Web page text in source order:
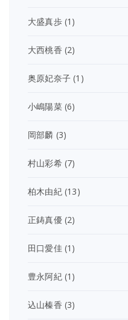
大盛真歩(1)
大西桃香 (2)
奥原妃奈子 (1)
小嶋陽菜(6)
岡部麟 (3)
村山彩希(7)
柏木由紀(13)
正鋳真優(2)
田口愛佳(1)
豊永阿紀(1)
込山榛香 (3)